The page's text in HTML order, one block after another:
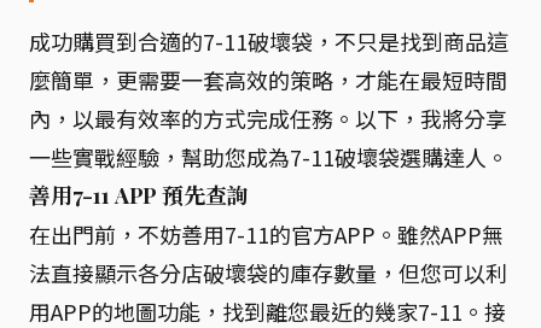
成功購買到合適的7-11破壞袋，不只是找到商品這
麼簡單，更需要一套高效的策略，才能在最短時間
內，以最有效率的方式完成任務。以下，我將分享
一些實戰經驗，幫助您成為7-11破壞袋選購達人。
善用7-11 APP 預先查詢
在出門前，不妨善用7-11的官方APP。雖然APP無
法直接顯示各分店破壞袋的庫存數量，但您可以利
用APP的地圖功能，找到離您最近的幾家7-11。接